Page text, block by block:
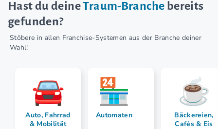
Hast du deineTraum-Branche bereits
gefunden?
Stöbere in allen Franchise-Systemen aus der Branche deiner
Wahl!
Auto, Fahrrad
& Mobilität
Automaten
Bäckereien,
Cafés & Eis